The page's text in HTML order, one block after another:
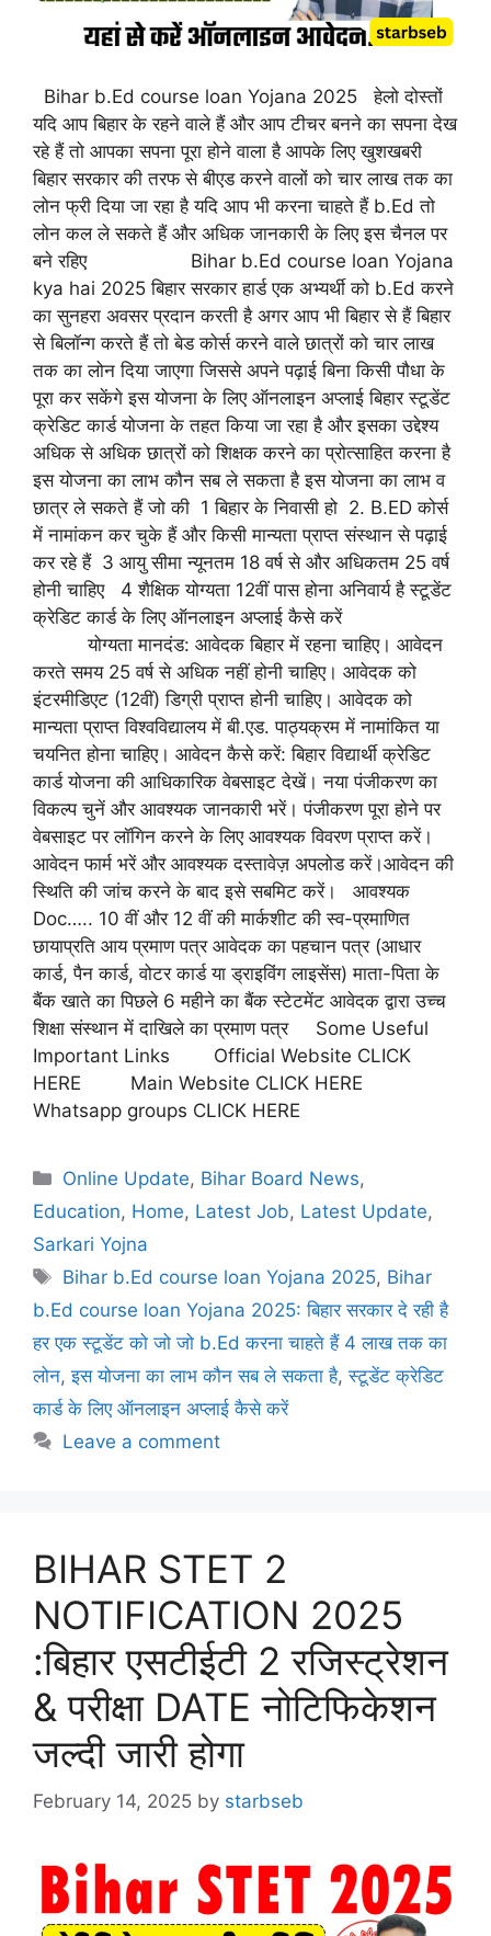
Bihar b.Ed course loan Yojana 2025 हेलो दोस्तों
यदि आप बिहार के रहने वाले हैं और आप टीचर बनने का सपना देख
रहे हैं तो आपका सपना पूरा होने वाला है आपके लिए खुशखबरी
बिहार सरकार की तरफ से बीएड करने वालों को चार लाख तक का
लोन फ्री दिया जा रहा है यदि आप भी करना चाहते हैं b.Ed तो
लोन कल ले सकते हैं और अधिक जानकारी के लिए इस चैनल पर
बने रहिए Bihar b.Ed course loan Yojana
kya hai 2025 बिहार सरकार हार्ड एक अभ्यर्थी को b.Ed करने
का सुनहरा अवसर प्रदान करती है अगर आप भी बिहार से हैं बिहार
से बिलॉन्ग करते हैं तो बेड कोर्स करने वाले छात्रों को चार लाख
तक का लोन दिया जाएगा जिससे अपने पढ़ाई बिना किसी पौधा के
पूरा कर सकेंगे इस योजना के लिए ऑनलाइन अप्लाई बिहार स्टूडेंट
क्रेडिट कार्ड योजना के तहत किया जा रहा है और इसका उद्देश्य
अधिक से अधिक छात्रों को शिक्षक करने का प्रोत्साहित करना है
इस योजना का लाभ कौन सब ले सकता है इस योजना का लाभ व
छात्र ले सकते हैं जो की 1 बिहार के निवासी हो 2. B.ED कोर्स
में नामांकन कर चुके हैं और किसी मान्यता प्राप्त संस्थान से पढ़ाई
कर रहे हैं 3 आयु सीमा न्यूनतम 18 वर्ष से और अधिकतम 25 वर्ष
होनी चाहिए 4 शैक्षिक योग्यता 12वीं पास होना अनिवार्य है स्टूडेंट
क्रेडिट कार्ड के लिए ऑनलाइन अप्लाई कैसे करें
योग्यता मानदंड: आवेदक बिहार में रहना चाहिए। आवेदन
करते समय 25 वर्ष से अधिक नहीं होनी चाहिए। आवेदक को
इंटरमीडिएट (12वीं) डिग्री प्राप्त होनी चाहिए। आवेदक को
मान्यता प्राप्त विश्वविद्यालय में बी.एड. पाठ्यक्रम में नामांकित या
चयनित होना चाहिए। आवेदन कैसे करें: बिहार विद्यार्थी क्रेडिट
कार्ड योजना की आधिकारिक वेबसाइट देखें। नया पंजीकरण का
विकल्प चुनें और आवश्यक जानकारी भरें। पंजीकरण पूरा होने पर
वेबसाइट पर लॉगिन करने के लिए आवश्यक विवरण प्राप्त करें।
आवेदन फार्म भरें और आवश्यक दस्तावेज़ अपलोड करें।आवेदन की
स्थिति की जांच करने के बाद इसे सबमिट करें। आवश्यक
Doc….. 10 वीं और 12 वीं की मार्कशीट की स्व-प्रमाणित
छायाप्रति आय प्रमाण पत्र आवेदक का पहचान पत्र (आधार
कार्ड, पैन कार्ड, वोटर कार्ड या ड्राइविंग लाइसेंस) माता-पिता के
बैंक खाते का पिछले 6 महीने का बैंक स्टेटमेंट आवेदक द्वारा उच्च
शिक्षा संस्थान में दाखिले का प्रमाण पत्र Some Useful
Important Links Official Website CLICK
HERE Main Website CLICK HERE
Whatsapp groups CLICK HERE
Online Update, Bihar Board News,
Education, Home, Latest Job, Latest Update,
Sarkari Yojna
Bihar b.Ed course loan Yojana 2025, Bihar
b.Ed course loan Yojana 2025: बिहार सरकार दे रही है
हर एक स्टूडेंट को जो जो b.Ed करना चाहते हैं 4 लाख तक का
लोन,इस योजना का लाभ कौन सब ले सकता है,स्टूडेंट क्रेडिट
कार्ड के लिए ऑनलाइन अप्लाई कैसे करें
Leave a comment
BIHAR STET 2
NOTIFICATION 2025
:बिहार एसटीईटी 2 रजिस्ट्रेशन
& परीक्षा DATE नोटिफिकेशन
जल्दी जारी होगा
February 14, 2025 by starbseb